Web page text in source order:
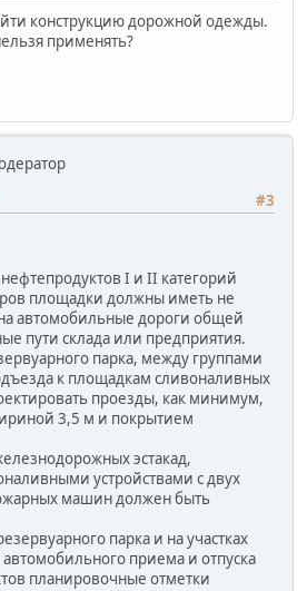
конструкцию дорожной одежды.
применять?
#3
I и II категорий
площадки должны иметь не
автомобильные дороги общей
пути склада или предприятия.
парка, между группами
к площадкам сливоналивных
проезды, как минимум,
3,5 м и покрытием
эстакад,
устройствами с двух
машин должен быть
парка и на участках
приема и отпуска
планировочные отметки